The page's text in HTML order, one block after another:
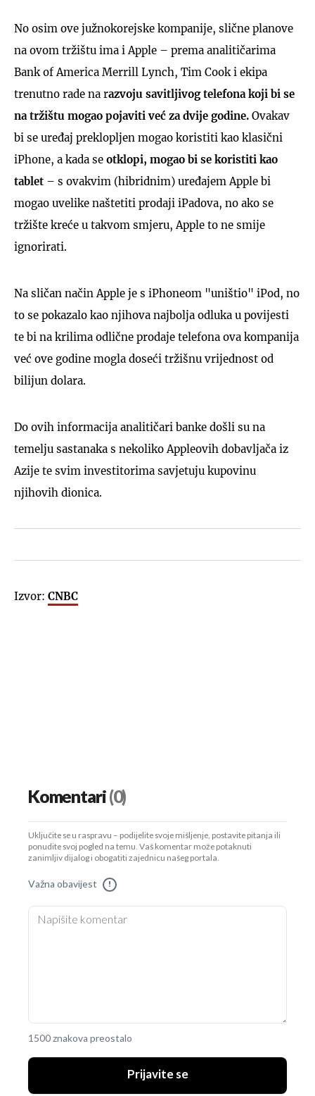
No osim ove južnokorejske kompanije, slične planove
na ovom tržištu ima i Apple – prema analitičarima
Bank of America Merrill Lynch, Tim Cook i ekipa
trenutno rade na razvoju savitljivog telefona koji bi se
na tržištu mogao pojaviti već za dvije godine. Ovakav
bi se uređaj preklopljen mogao koristiti kao klasični
iPhone, a kada se otklopi, mogao bi se koristiti kao
tablet – s ovakvim (hibridnim) uređajem Apple bi
mogao uvelike naštetiti prodaji iPadova, no ako se
tržište kreće u takvom smjeru, Apple to ne smije
ignorirati.
Na sličan način Apple je s iPhoneom "uništio" iPod, no
to se pokazalo kao njihova najbolja odluka u povijesti
te bi na krilima odlične prodaje telefona ova kompanija
već ove godine mogla doseći tržišnu vrijednost od
bilijun dolara.
Do ovih informacija analitičari banke došli su na
temelju sastanaka s nekoliko Appleovih dobavljača iz
Azije te svim investitorima savjetuju kupovinu
njihovih dionica.
Izvor: CNBC
Komentari(0)
Uključite se u raspravu – podijelite svoje mišljenje, postavite pitanja ili
ponudite svoj pogled na temu. Vaš komentar može potaknuti
zanimljiv dijalog i obogatiti zajednicu našeg portala.
Važna obavijest !
1500 znakova preostalo
Prijavite se